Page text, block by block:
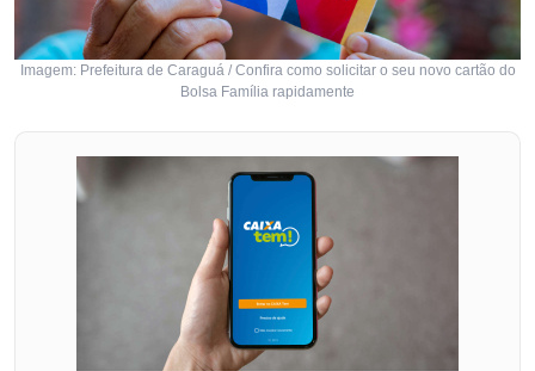
Imagem: Prefeitura de Caraguá / Confira como solicitar o seu novo cartão do
Bolsa Família rapidamente